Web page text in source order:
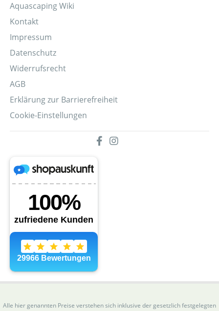
Aquascaping Wiki
Kontakt
Impressum
Datenschutz
Widerrufsrecht
AGB
Erklärung zur Barrierefreiheit
Cookie-Einstellungen
Alle hier genannten Preise verstehen sich inklusive der gesetzlich festgelegten